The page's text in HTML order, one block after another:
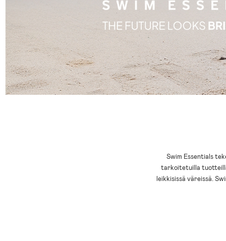
Swim Essentials
tarkoitetuilla
leikkisissä väreissä.